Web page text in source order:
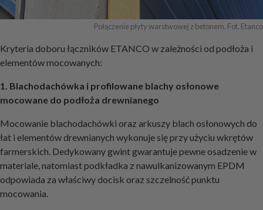
Połączenie płyty warstwowej z betonem. Fot. Etanco
Kryteria doboru łączników ETANCO w zależności od podłoża i
elementów mocowanych:
1. Blachodachówka i profilowane blachy osłonowe
mocowane do podłoża drewnianego
Mocowanie blachodachówki oraz arkuszy blach osłonowych do
łat i elementów drewnianych wykonuje się przy użyciu wkrętów
farmerskich. Dedykowany gwint gwarantuje pewne osadzenie w
materiale, natomiast podkładka z nawulkanizowanym EPDM
odpowiada za właściwy docisk oraz szczelność punktu
mocowania.